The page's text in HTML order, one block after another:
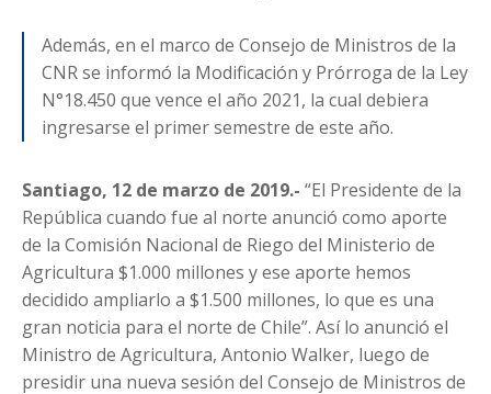
Además, en el marco de Consejo de Ministros de la
CNR se informó la Modificación y Prórroga de la Ley
N°18.450 que vence el año 2021, la cual debiera
ingresarse el primer semestre de este año.
Santiago, 12 de marzo de 2019.- “El Presidente de la
República cuando fue al norte anunció como aporte
de la Comisión Nacional de Riego del Ministerio de
Agricultura $1.000 millones y ese aporte hemos
decidido ampliarlo a $1.500 millones, lo que es una
gran noticia para el norte de Chile”. Así lo anunció el
Ministro de Agricultura, Antonio Walker, luego de
presidir una nueva sesión del Consejo de Ministros de